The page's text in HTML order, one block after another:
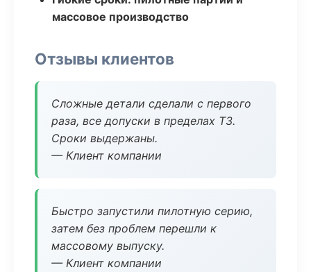
массовое производство
Отзывы клиентов
Сложные детали сделали с первого
раза, все допуски в пределах ТЗ.
Сроки выдержаны.
— Клиент компании
Быстро запустили пилотную серию,
затем без проблем перешли к
массовому выпуску.
— Клиент компании